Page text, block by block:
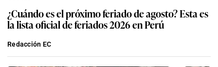
¿Cuándo es el próximo feriado de agosto? Esta es
la lista oficial de feriados 2026 en Perú
Redacción EC